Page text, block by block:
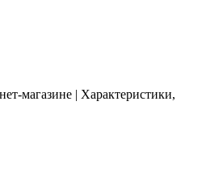
магазине | Характеристики,